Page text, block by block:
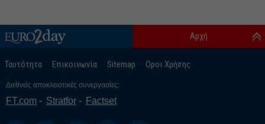
Ταυτότητα Επικοινωνία Sitemap Οροι Χρήσης
Αρχή
Διεθνείς αποκλειστικές συνεργασίες:
FT.com Stratfor Factset